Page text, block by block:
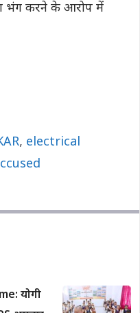
भंग करने के आरोप में
, electrical
योगी